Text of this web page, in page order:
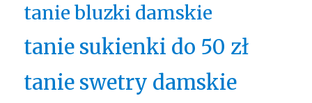
tanie bluzki damskie
tanie sukienki do 50 zł
tanie swetry damskie